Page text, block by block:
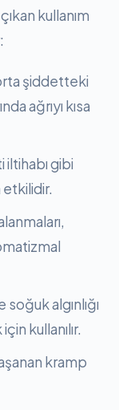
kullanım
şiddetteki
ağrıyı kısa
iltihabı gibi
etkilidir.
algınlığı
kullanılır.
kramp